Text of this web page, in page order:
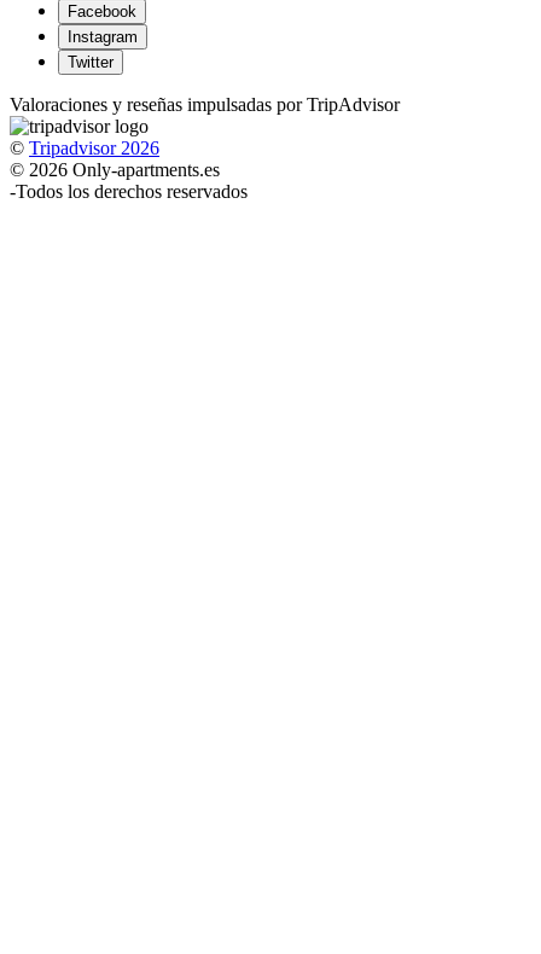
Facebook
Instagram
Twitter
Valoraciones y reseñas impulsadas por TripAdvisor
© Tripadvisor 2026
© 2026 Only-apartments.es
-Todos los derechos reservados